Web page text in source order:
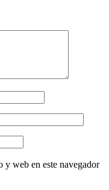
y web en este navegador